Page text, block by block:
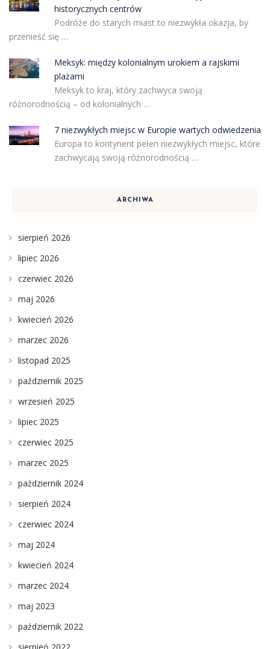
historycznych centrów
Podróże do starych miast to niezwykła okazja, by
przenieść się …
Meksyk: między kolonialnym urokiem a rajskimi
plażami
Meksyk to kraj, który zachwyca swoją
różnorodnością – od kolonialnych …
7 niezwykłych miejsc w Europie wartych odwiedzenia
Europa to kontynent pełen niezwykłych miejsc, które
zachwycają swoją różnorodnością …
ARCHIWA
sierpień 2026
lipiec 2026
czerwiec 2026
maj 2026
kwiecień 2026
marzec 2026
listopad 2025
październik 2025
wrzesień 2025
lipiec 2025
czerwiec 2025
marzec 2025
październik 2024
sierpień 2024
czerwiec 2024
maj 2024
kwiecień 2024
marzec 2024
maj 2023
październik 2022